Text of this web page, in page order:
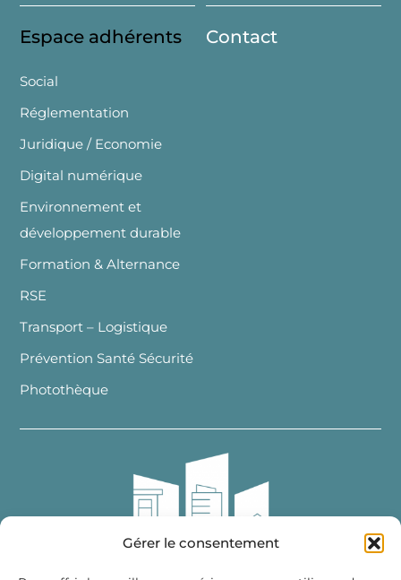
Gérer le consentement
Espace adhérents
Social
Réglementation
Juridique / Economie
Digital numérique
Environnement et
développement durable
Formation & Alternance
RSE
Transport – Logistique
Prévention Santé Sécurité
Photothèque
Contact